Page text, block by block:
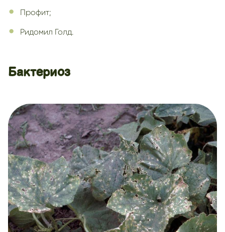
Профит;
Ридомил Голд.
Бактериоз